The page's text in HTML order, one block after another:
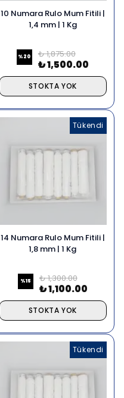
10 Numara Rulo Mum Fitili |
1,4 mm | 1 Kg
%20 ₺ 1,875.00
₺ 1,500.00
STOKTA YOK
Tükendi
14 Numara Rulo Mum Fitili |
1,8 mm | 1 Kg
%15 ₺ 1,300.00
₺ 1,100.00
STOKTA YOK
Tükendi